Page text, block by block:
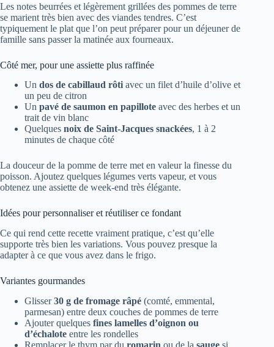
Les notes beurrées et légèrement grillées des pommes de terre
se marient très bien avec des viandes tendres. C’est
typiquement le plat que l’on peut préparer pour un déjeuner de
famille sans passer la matinée aux fourneaux.
Côté mer, pour une assiette plus raffinée
Un dos de cabillaud rôti avec un filet d’huile d’olive et
un peu de citron
Un pavé de saumon en papillote avec des herbes et un
trait de vin blanc
Quelques noix de Saint-Jacques snackées, 1 à 2
minutes de chaque côté
La douceur de la pomme de terre met en valeur la finesse du
poisson. Ajoutez quelques légumes verts vapeur, et vous
obtenez une assiette de week-end très élégante.
Idées pour personnaliser et réutiliser ce fondant
Ce qui rend cette recette vraiment pratique, c’est qu’elle
supporte très bien les variations. Vous pouvez presque la
adapter à ce que vous avez dans le frigo.
Variantes gourmandes
Glisser30 g de fromage râpé (comté, emmental,
parmesan) entre deux couches de pommes de terre
Ajouter quelques fines lamelles d’oignon ou
d’échalote entre les rondelles
Remplacer le thym par du romarin ou de la sauge si